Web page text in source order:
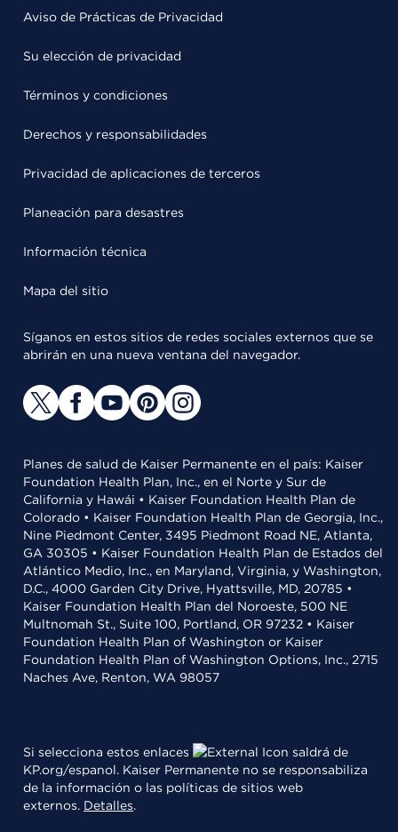
Aviso de Prácticas de Privacidad
Su elección de privacidad
Términos y condiciones
Derechos y responsabilidades
Privacidad de aplicaciones de terceros
Planeación para desastres
Información técnica
Mapa del sitio
Síganos en estos sitios de redes sociales externos que se
abrirán en una nueva ventana del navegador.
Planes de salud de Kaiser Permanente en el país: Kaiser
Foundation Health Plan, Inc., en el Norte y Sur de
California y Hawái • Kaiser Foundation Health Plan de
Colorado • Kaiser Foundation Health Plan de Georgia, Inc.,
Nine Piedmont Center, 3495 Piedmont Road NE, Atlanta,
GA 30305 • Kaiser Foundation Health Plan de Estados del
Atlántico Medio, Inc., en Maryland, Virginia, y Washington,
D.C., 4000 Garden City Drive, Hyattsville, MD, 20785 •
Kaiser Foundation Health Plan del Noroeste, 500 NE
Multnomah St., Suite 100, Portland, OR 97232 • Kaiser
Foundation Health Plan of Washington or Kaiser
Foundation Health Plan of Washington Options, Inc., 2715
Naches Ave, Renton, WA 98057
Si selecciona estos enlaces
saldrá de
KP.org/espanol. Kaiser Permanente no se responsabiliza
de la información o las políticas de sitios web
externos. Detalles.